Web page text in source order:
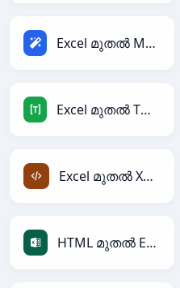
Excel മുതൽ Magic
Excel മുതൽ TOML
Excel മുതൽ XML
HTML മുതൽ Excel